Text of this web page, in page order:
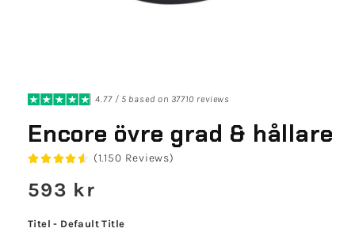
4.77 / 5 based on 37710 reviews
Encore övre grad & hållare
(1.150 Reviews)
Regular
593 kr
Titel - Default Title